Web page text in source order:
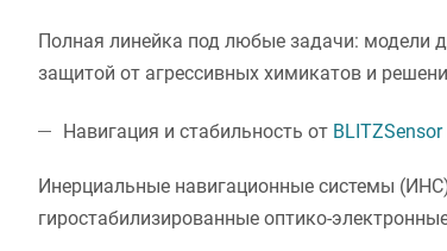
Полная линейка под любые задачи: модели
защитой от агрессивных химикатов и
Навигация и стабильность от BLITZSensor
Инерциальные навигационные системы
гиростабилизированные оптико-